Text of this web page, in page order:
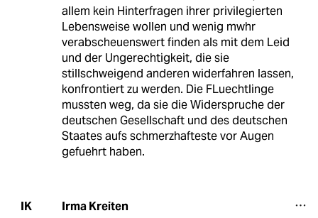
allem kein Hinterfragen ihrer privilegierten
Lebensweise wollen und wenig mwhr
verabscheuenswert finden als mit dem Leid
und der Ungerechtigkeit, die sie
stillschweigend anderen widerfahren lassen,
konfrontiert zu werden. Die FLuechtlinge
mussten weg, da sie die Widerspruche der
deutschen Gesellschaft und des deutschen
Staates aufs schmerzhafteste vor Augen
gefuehrt haben.
IK Irma Kreiten